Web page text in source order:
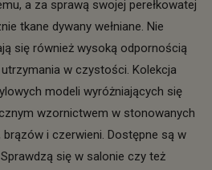
a za sprawą swojej perełkowatej
tkane dywany wełniane. Nie
się również wysoką odpornością
w czystości. Kolekcja
modeli wyróżniających się
wzornictwem w stonowanych
i czerwieni. Dostępne są w
się w salonie czy też